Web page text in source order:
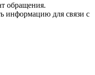
обращения.
информацию для связи с